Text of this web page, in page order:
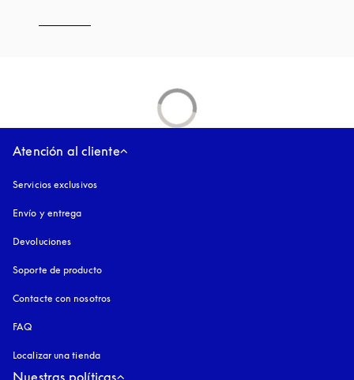
Atención al cliente
Servicios exclusivos
Envío y entrega
Devoluciones
Soporte de producto
Contacte con nosotros
FAQ
Localizar una tienda
Nuestras políticas